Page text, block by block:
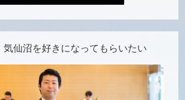
気仙沼を好きになってもらいたい